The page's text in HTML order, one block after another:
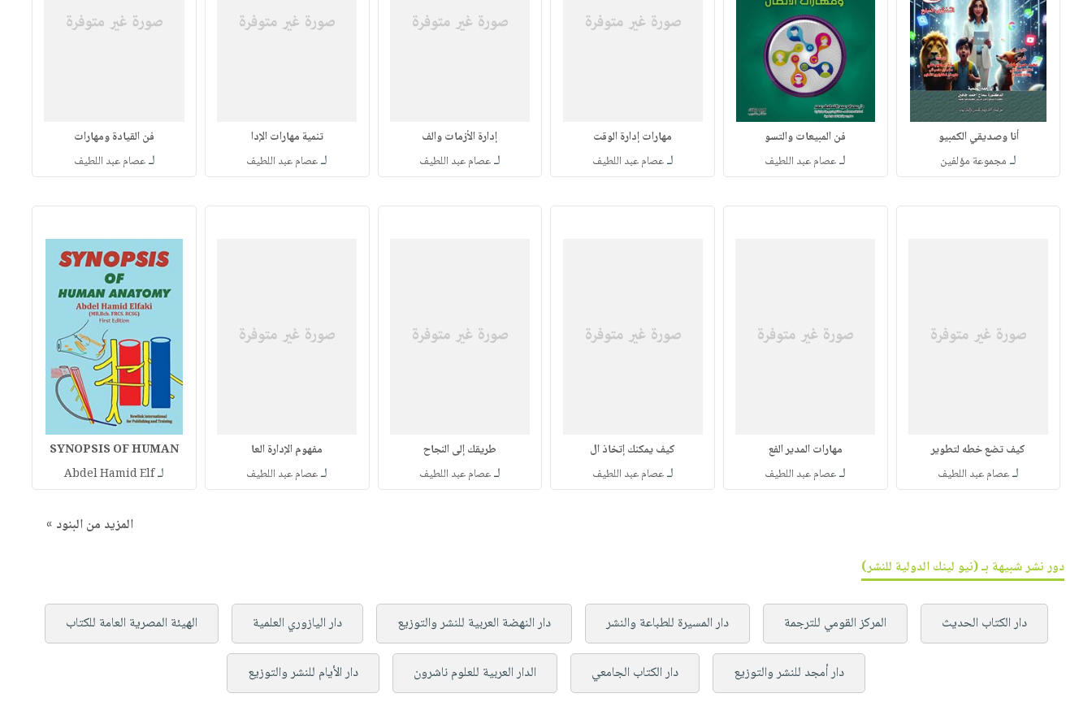
أنا وصديقي الكمبيو
لـ مجموعة مؤلفين
فن المبيعات والتسو
لـعصام عبد اللطيف
مهارات إدارة الوقت
لـعصام عبد اللطيف
إدارة الأزمات والف
لـعصام عبد اللطيف
تنمية مهارات الإدا
لـعصام عبد اللطيف
فن القيادة ومهارات
لـعصام عبد اللطيف
كيف تضع خطه لتطوير
لـعصام عبد اللطيف
مهارات المدير الفع
لـعصام عبد اللطيف
كيف يمكنك إتخاذ ال
لـعصام عبد اللطيف
طريقك إلى النجاح
لـعصام عبد اللطيف
مفهوم الإدارة العا
لـعصام عبد اللطيف
SYNOPSIS OF HUMAN
لـAbdel Hamid Elf
المزيد من البنود »
دور نشر شبيهة بـ (نيو لينك الدولية للنشر)
دار الكتاب الحديث المركز القومي للترجمة دار المسيرة للطباعة والنشر دار النهضة العربية للنشر والتوزيع دار اليازوري العلمية الهيئة المصرية العامة للكتاب
دار أمجد للنشر والتوزيع دار الكتاب الجامعي الدار العربية للعلوم ناشرون دار الأيام للنشر والتوزيع